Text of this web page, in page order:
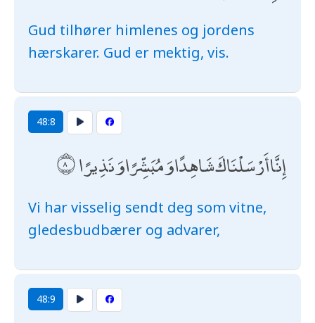
Gud tilhører himlenes og jordens
hærskarer. Gud er mektig, vis.
48:8
إِنَّا أَرْسَلْنَاكَ شَاهِدًا وَمُبَشِّرًا وَنَذِيرًا
Vi har visselig sendt deg som vitne,
gledesbudbærer og advarer,
48:9